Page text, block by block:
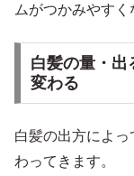
ムがつかみやすく
白髪の量・出
変わる
白髪の出方によ
わってきます。